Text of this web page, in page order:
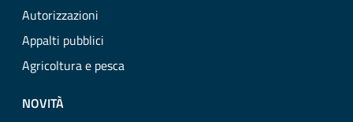
Autorizzazioni
Appalti pubblici
Agricoltura e pesca
NOVITÀ